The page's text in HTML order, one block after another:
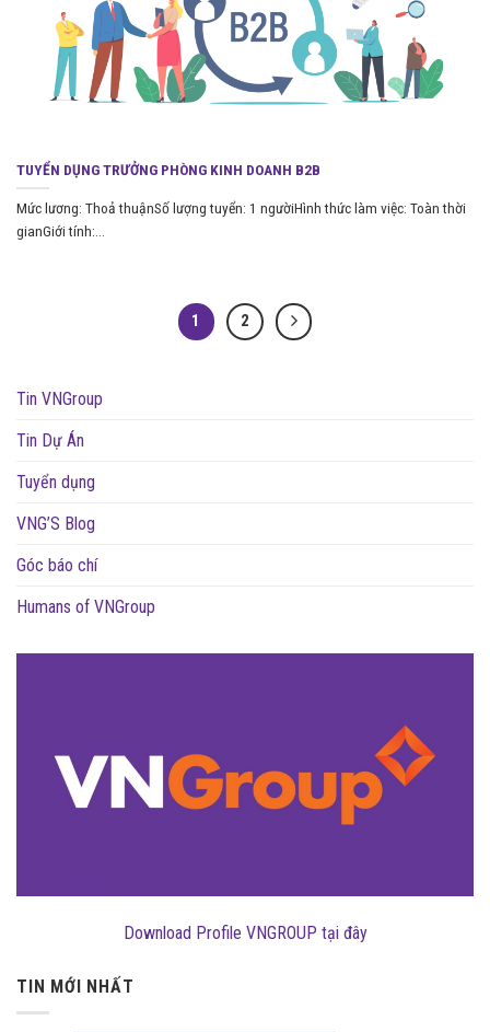
TUYỂN DỤNG TRƯỞNG PHÒNG KINH DOANH B2B
Mức lương: Thoả thuậnSố lượng tuyển: 1 ngườiHình thức làm việc: Toàn thời
gianGiới tính:...
1 2
Tin VNGroup
Tin Dự Án
Tuyển dụng
VNG’S Blog
Góc báo chí
Humans of VNGroup
Download Profile VNGROUP tại đây
TIN MỚI NHẤT